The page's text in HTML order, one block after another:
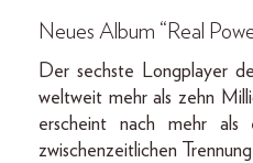
Neues Album “Real
Der sechste Longplayer
weltweit mehr als zehn
erscheint nach mehr
zwischenzeitlichen